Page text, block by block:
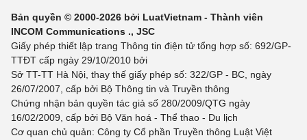
Bản quyền © 2000-2026 bởi LuatVietnam - Thành viên
INCOM Communications ., JSC
Giấy phép thiết lập trang Thông tin điện tử tổng hợp số: 692/GP-
TTĐT cấp ngày 29/10/2010 bởi
Sở TT-TT Hà Nội, thay thế giấy phép số: 322/GP - BC, ngày
26/07/2007, cấp bởi Bộ Thông tin và Truyền thông
Chứng nhận bản quyền tác giả số 280/2009/QTG ngày
16/02/2009, cấp bởi Bộ Văn hoá - Thể thao - Du lịch
Cơ quan chủ quản: Công ty Cổ phần Truyền thông Luật Việt